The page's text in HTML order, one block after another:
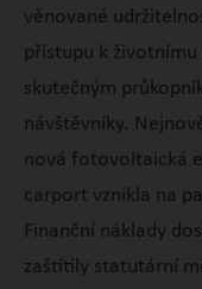
věnované
přístupu k
skutečným
návštěvníky.
nová fotovoltaická
carport vznikla na
Finanční náklady
zaštítily statutární